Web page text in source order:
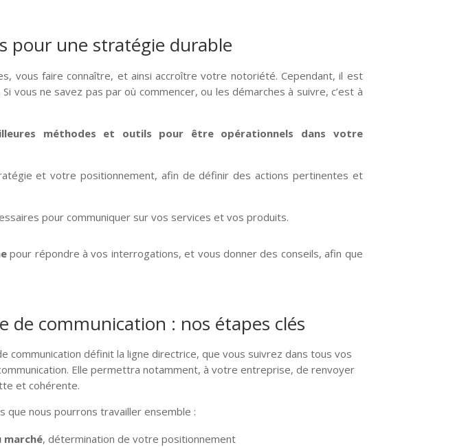
pour une stratégie durable
vous faire connaître, et ainsi accroître votre notoriété. Cependant, il est
vous ne savez pas par où commencer, ou les démarches à suivre, c’est à
méthodes et outils pour être opérationnels dans votre
et votre positionnement, afin de définir des actions pertinentes et
pour communiquer sur vos services et vos produits.
pour répondre à vos interrogations, et vous donner des conseils, afin que
de communication : nos étapes clés
communication définit la ligne directrice, que vous suivrez dans tous vos
Elle permettra notamment, à votre entreprise, de renvoyer
et cohérente.
que nous pourrons travailler ensemble :
marché, détermination de votre positionnement